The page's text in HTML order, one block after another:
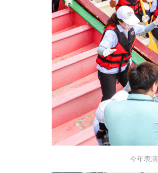
今年表